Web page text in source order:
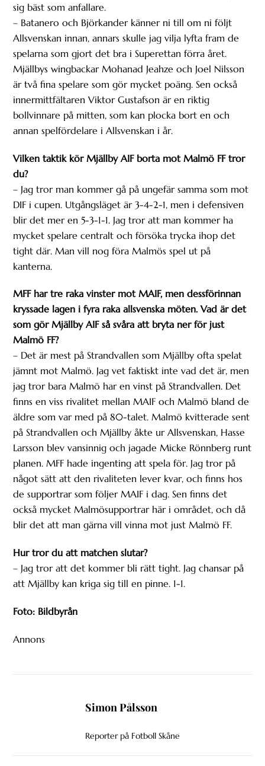
sig bäst som anfallare.
– Batanero och Björkander känner ni till om ni följt
Allsvenskan innan, annars skulle jag vilja lyfta fram de
spelarna som gjort det bra i Superettan förra året.
Mjällbys wingbackar Mohanad Jeahze och Joel Nilsson
är två fina spelare som gör mycket poäng. Sen också
innermittfältaren Viktor Gustafson är en riktig
bollvinnare på mitten, som kan plocka bort en och
annan spelfördelare i Allsvenskan i år.
Vilken taktik kör Mjällby AIF borta mot Malmö FF tror
du?
– Jag tror man kommer gå på ungefär samma som mot
DIF i cupen. Utgångsläget är 3-4-2-1, men i defensiven
blir det mer en 5-3-1-1. Jag tror att man kommer ha
mycket spelare centralt och försöka trycka ihop det
tight där. Man vill nog föra Malmös spel ut på
kanterna.
MFF har tre raka vinster mot MAIF, men dessförinnan
kryssade lagen i fyra raka allsvenska möten. Vad är det
som gör Mjällby AIF så svåra att bryta ner för just
Malmö FF?
– Det är mest på Strandvallen som Mjällby ofta spelat
jämnt mot Malmö. Jag vet faktiskt inte vad det är, men
jag tror bara Malmö har en vinst på Strandvallen. Det
finns en viss rivalitet mellan MAIF och Malmö bland de
äldre som var med på 80-talet. Malmö kvitterade sent
på Strandvallen och Mjällby åkte ur Allsvenskan, Hasse
Larsson blev vansinnig och jagade Micke Rönnberg runt
planen. MFF hade ingenting att spela för. Jag tror på
något sätt att den rivaliteten lever kvar, och finns hos
de supportrar som följer MAIF i dag. Sen finns det
också mycket Malmösupportrar här i området, och då
blir det att man gärna vill vinna mot just Malmö FF.
Hur tror du att matchen slutar?
– Jag tror att det kommer bli rätt tight. Jag chansar på
att Mjällby kan kriga sig till en pinne. 1-1.
Foto: Bildbyrån
Annons
Simon Pålsson
Reporter på Fotboll Skåne